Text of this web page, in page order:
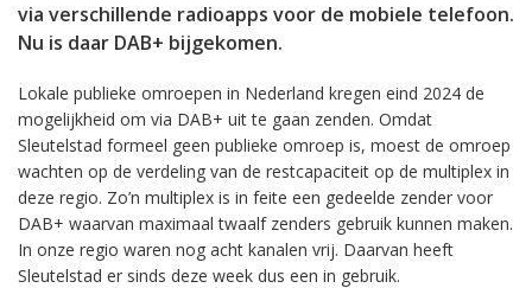
via verschillende radioapps voor de mobiele telefoon.
Nu is daar DAB+ bijgekomen.
Lokale publieke omroepen in Nederland kregen eind 2024 de
mogelijkheid om via DAB+ uit te gaan zenden. Omdat
Sleutelstad formeel geen publieke omroep is, moest de omroep
wachten op de verdeling van de restcapaciteit op de multiplex in
deze regio. Zo’n multiplex is in feite een gedeelde zender voor
DAB+ waarvan maximaal twaalf zenders gebruik kunnen maken.
In onze regio waren nog acht kanalen vrij. Daarvan heeft
Sleutelstad er sinds deze week dus een in gebruik.